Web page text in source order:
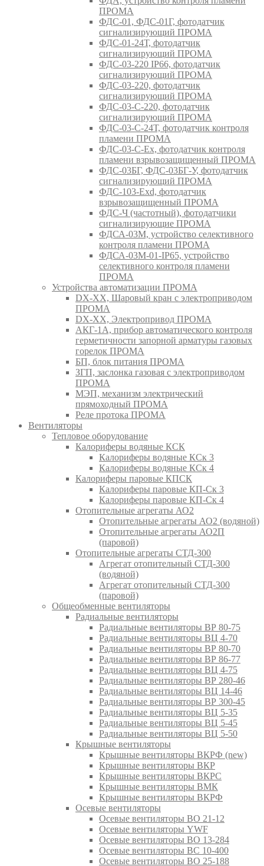
ПРОМА
ФДС-01, ФДС-01Г, фотодатчик
сигнализирующий ПРОМА
ФДС-01-24Т, фотодатчик
сигнализирующий ПРОМА
ФДС-03-220 IP66, фотодатчик
сигнализирующий ПРОМА
ФДС-03-220, фотодатчик
сигнализирующий ПРОМА
ФДС-03-С-220, фотодатчик
сигнализирующий ПРОМА
ФДС-03-С-24Т, фотодатчик контроля
пламени ПРОМА
ФДС-03-С-Ex, фотодатчик контроля
пламени взрывозащищенный ПРОМА
ФДС-03БГ, ФДС-03БГ-У, фотодатчик
сигнализирующий ПРОМА
ФДС-103-Ехd, фотодатчик
взрывозащищенный ПРОМА
ФДС-Ч (частотный), фотодатчики
сигнализирующие ПРОМА
ФДСА-03М, устройство селективного
контроля пламени ПРОМА
ФДСА-03М-01-IP65, устройство
селективного контроля пламени
ПРОМА
Устройства автоматизации ПРОМА
DX-XX, Шаровый кран c электроприводом
ПРОМА
DX-XX, Электропривод ПРОМА
АКГ-1А, прибор автоматического контроля
герметичности запорной арматуры газовых
горелок ПРОМА
БП, блок питания ПРОМА
ЗГП, заслонка газовая с электроприводом
ПРОМА
МЭП, механизм электрический
прямоходный ПРОМА
Реле протока ПРОМА
Вентиляторы
Тепловое оборудование
Калориферы водяные КСК
Калориферы водяные КСк 3
Калориферы водяные КСк 4
Калориферы паровые КПСК
Калориферы паровые КП-Ск 3
Калориферы паровые КП-Ск 4
Отопительные агрегаты АО2
Отопительные агрегаты АО2 (водяной)
Отопительные агрегаты АО2П
(паровой)
Отопительные агрегаты СТД-300
Агрегат отопительный СТД-300
(водяной)
Агрегат отопительный СТД-300
(паровой)
Общеобменные вентиляторы
Радиальные вентиляторы
Радиальные вентиляторы ВР 80-75
Радиальные вентиляторы ВЦ 4-70
Радиальные вентиляторы ВР 80-70
Радиальные вентиляторы ВР 86-77
Радиальные вентиляторы ВЦ 4-75
Радиальные вентиляторы ВР 280-46
Радиальные вентиляторы ВЦ 14-46
Радиальные вентиляторы ВР 300-45
Радиальные вентиляторы ВЦ 5-35
Радиальные вентиляторы ВЦ 5-45
Радиальные вентиляторы ВЦ 5-50
Крышные вентиляторы
Крышные вентиляторы ВКРФ (new)
Крышные вентиляторы ВКР
Крышные вентиляторы ВКРС
Крышные вентиляторы ВМК
Крышные вентиляторы ВКРФ
Осевые вентиляторы
Осевые вентиляторы ВО 21-12
Осевые вентиляторы YWF
Осевые вентиляторы ВО 13-284
Осевые вентиляторы ВС 10-400
Осевые вентиляторы ВО 25-188